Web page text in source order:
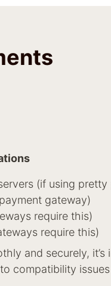
(if using pretty
gateway)
require this)
require this)
and securely,
compatibility